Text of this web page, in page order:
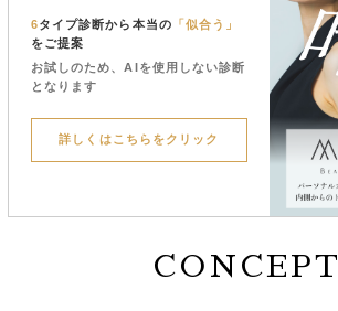
6タイプ診断から本当の 「似合う」
をご提案
お試しのため、AIを使用しない診断
となります
詳しくはこちらをクリック
CONCEPT